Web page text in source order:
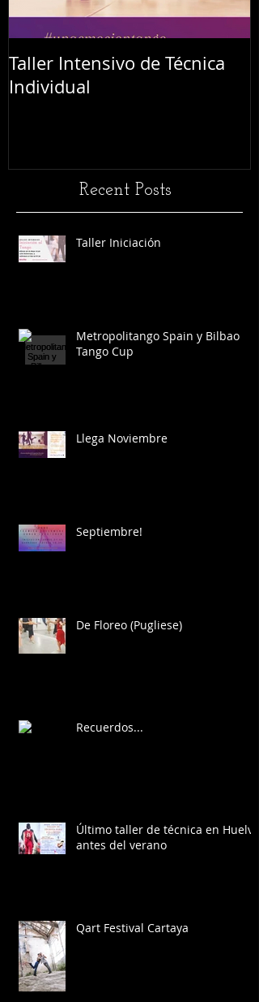
Taller Intensivo de Técnica
Individual
Recent Posts
Taller Iniciación
Metropolitango Spain y Bilbao
Tango Cup
Llega Noviembre
Septiembre!
De Floreo (Pugliese)
Recuerdos...
Último taller de técnica en Huelva
antes del verano
Qart Festival Cartaya